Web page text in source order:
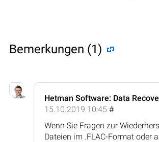
Bemerkungen (1)
Hetman Software: Data
15.10.2019 10:45 #
Wenn Sie Fragen zur
Dateien im .FLAC-Format oder